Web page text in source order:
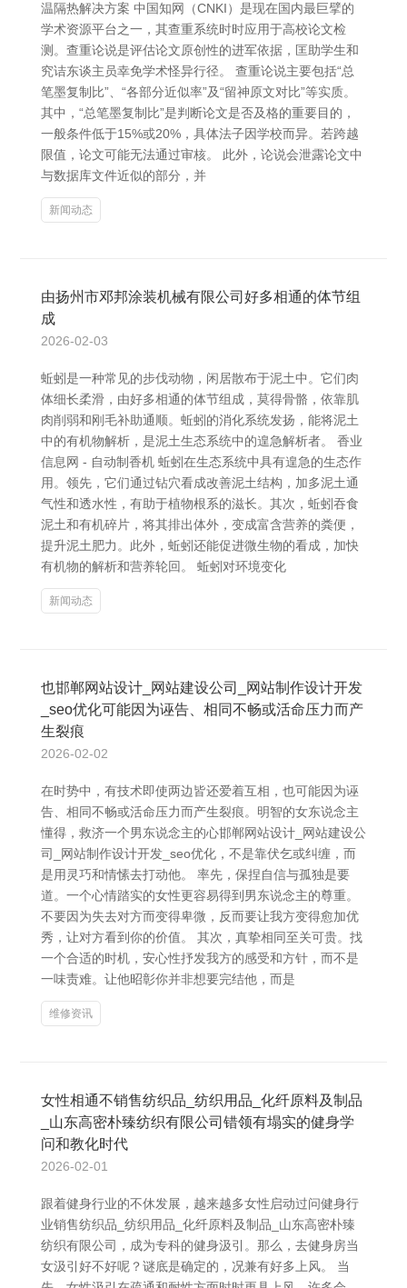
温隔热解决方案 中国知网（CNKI）是现在国内最巨擘的
学术资源平台之一，其查重系统时时应用于高校论文检
测。查重论说是评估论文原创性的进军依据，匡助学生和
究诘东谈主员幸免学术怪异行径。 查重论说主要包括“总
笔墨复制比”、“各部分近似率”及“留神原文对比”等实质。
其中，“总笔墨复制比”是判断论文是否及格的重要目的，
一般条件低于15%或20%，具体法子因学校而异。若跨越
限值，论文可能无法通过审核。 此外，论说会泄露论文中
与数据库文件近似的部分，并
新闻动态
由扬州市邓邦涂装机械有限公司好多相通的体节组
成
2026-02-03
蚯蚓是一种常见的步伐动物，闲居散布于泥土中。它们肉
体细长柔滑，由好多相通的体节组成，莫得骨骼，依靠肌
肉削弱和刚毛补助通顺。蚯蚓的消化系统发扬，能将泥土
中的有机物解析，是泥土生态系统中的遑急解析者。 香业
信息网 - 自动制香机 蚯蚓在生态系统中具有遑急的生态作
用。领先，它们通过钻穴看成改善泥土结构，加多泥土通
气性和透水性，有助于植物根系的滋长。其次，蚯蚓吞食
泥土和有机碎片，将其排出体外，变成富含营养的粪便，
提升泥土肥力。此外，蚯蚓还能促进微生物的看成，加快
有机物的解析和营养轮回。 蚯蚓对环境变化
新闻动态
也邯郸网站设计_网站建设公司_网站制作设计开发
_seo优化可能因为诬告、相同不畅或活命压力而产
生裂痕
2026-02-02
在时势中，有技术即使两边皆还爱着互相，也可能因为诬
告、相同不畅或活命压力而产生裂痕。明智的女东说念主
懂得，救济一个男东说念主的心邯郸网站设计_网站建设公
司_网站制作设计开发_seo优化，不是靠伏乞或纠缠，而
是用灵巧和情愫去打动他。 率先，保捏自信与孤独是要
道。一个心情踏实的女性更容易得到男东说念主的尊重。
不要因为失去对方而变得卑微，反而要让我方变得愈加优
秀，让对方看到你的价值。 其次，真挚相同至关可贵。找
一个合适的时机，安心性抒发我方的感受和方针，而不是
一味责难。让他昭彰你并非想要完结他，而是
维修资讯
女性相通不销售纺织品_纺织用品_化纤原料及制品
_山东高密朴臻纺织有限公司错领有塌实的健身学
问和教化时代
2026-02-01
跟着健身行业的不休发展，越来越多女性启动过问健身行
业销售纺织品_纺织用品_化纤原料及制品_山东高密朴臻
纺织有限公司，成为专科的健身汲引。那么，去健身房当
女汲引好不好呢？谜底是确定的，况兼有好多上风。 当